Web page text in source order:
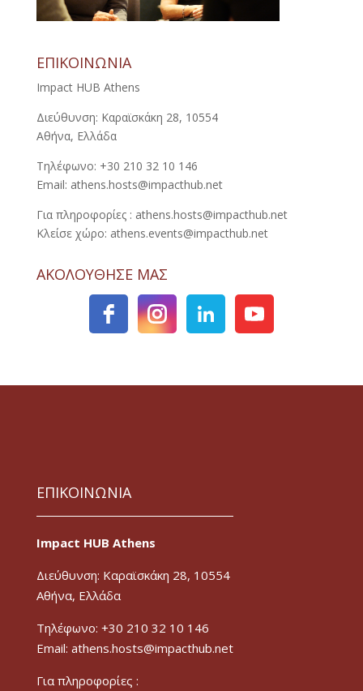
ΕΠΙΚΟΙΝΩΝΙΑ
Impact HUB Athens
Διεύθυνση: Καραϊσκάκη 28, 10554
Αθήνα, Ελλάδα
Τηλέφωνο: +30 210 32 10 146
Email: athens.hosts@impacthub.net
Για πληροφορίες : athens.hosts@impacthub.net
Κλείσε χώρο: athens.events@impacthub.net
ΑΚΟΛΟΥΘΗΣΕ ΜΑΣ
ΕΠΙΚΟΙΝΩΝΙΑ
Impact HUB Athens
Διεύθυνση: Καραϊσκάκη 28, 10554
Αθήνα, Ελλάδα
Τηλέφωνο: +30 210 32 10 146
Email: athens.hosts@impacthub.net
Για πληροφορίες :